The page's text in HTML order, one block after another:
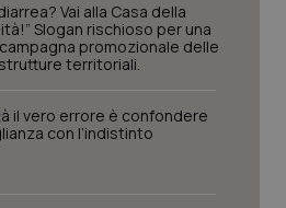
Vai alla Casa della
Slogan rischioso per una
promozionale delle
territoriali.
il vero errore è confondere
con l’indistinto